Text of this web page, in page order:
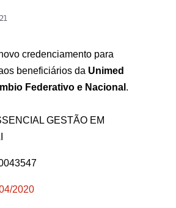
credenciamento para
beneficiários da Unimed
Federativo e Nacional .
GESTÃO EM
2020